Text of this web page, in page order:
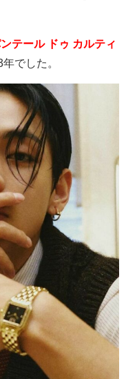
ンテール ドゥ カルティ
年でした。